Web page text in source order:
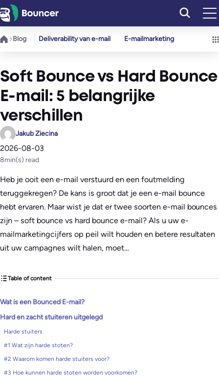
Ga
naar
de
Blog Deliverability van e-mail E-mailmarketing
Soft Bounce vs Hard Bounce
E-mail: 5 belangrijke
verschillen
Jakub Ziecina
2026-08-03
8min(s) read
Heb je ooit een e-mail verstuurd en een foutmelding
teruggekregen? De kans is groot dat je een e-mail bounce
hebt ervaren. Maar wist je dat er twee soorten e-mail bounces
zijn – soft bounce vs hard bounce e-mail? Als u uw e-
mailmarketingcijfers op peil wilt houden en betere resultaten
uit uw campagnes wilt halen, moet…
Table of content
Wat is een Bounced E-mail?
Hard en zacht stuiteren uitgelegd
Harde stuiters
#1 Wat zijn harde stoten?
#2 Waarom komen harde stuiters voor?
#3 Hoe kunnen harde stoten worden voorkomen?